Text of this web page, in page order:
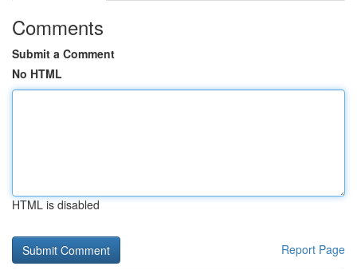
Comments
Submit a Comment
No HTML
HTML is disabled
Report Page